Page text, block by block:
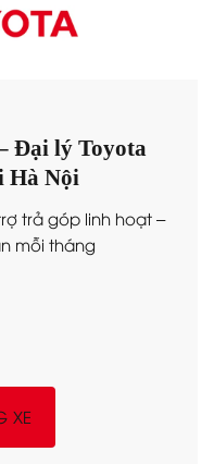
Đại lý Toyota
Hà Nội
trả góp linh hoạt –
mỗi tháng
XE